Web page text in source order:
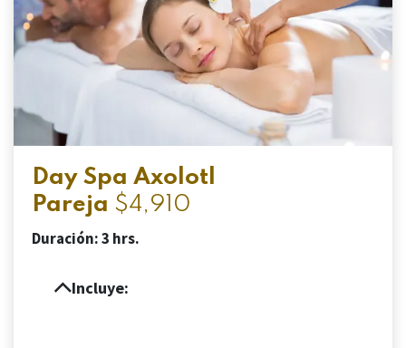
Day Spa Axolotl
Pareja $4,910
Duración: 3 hrs.
Incluye: